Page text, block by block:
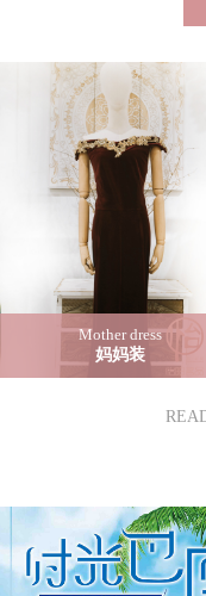
Mother dress
妈妈装